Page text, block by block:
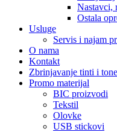
Nastavci,
Ostala
Usluge
Servis i najam
O nama
Kontakt
Zbrinjavanje tinti i
Promo materijal
BIC proizvodi
Tekstil
Olovke
USB stickovi